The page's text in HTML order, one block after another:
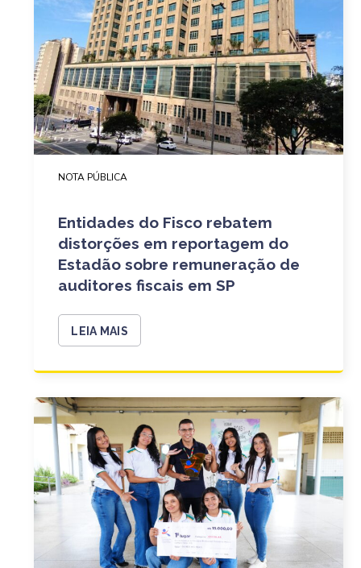
NOTA PÚBLICA
Entidades do Fisco rebatem
distorções em reportagem do
Estadão sobre remuneração de
auditores fiscais em SP
LEIA MAIS